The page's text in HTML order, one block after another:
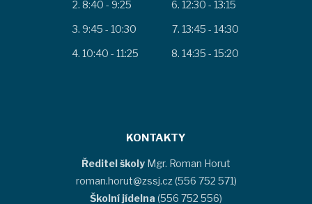
8:40 - 9:25
9:45 - 10:30
10:40 - 11:25
12:30 - 13:15
13:45 - 14:30
14:35 - 15:20
KONTAKTY
Ředitel školy Mgr. Roman Horut
roman.horut@zssj.cz (556 752 571)
Školní jídelna (556 752 556)